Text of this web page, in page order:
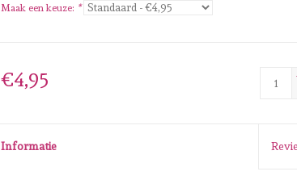
Maak een keuze: *
€4,95
Informatie